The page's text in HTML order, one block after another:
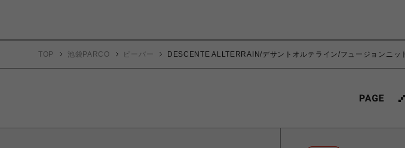
TOP 池袋PARCO ビーバー DESCENTE ALLTERRAIN/デサントオルテライン/フュージョンニ